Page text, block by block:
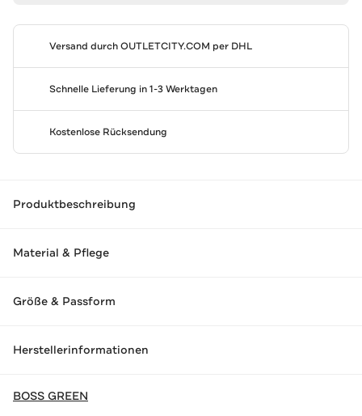
Versand durchOUTLETCITY.COM per DHL
Schnelle Lieferung in 1-3 Werktagen
Kostenlose Rücksendung
Produktbeschreibung
Material & Pflege
Größe & Passform
Herstellerinformationen
BOSS GREEN